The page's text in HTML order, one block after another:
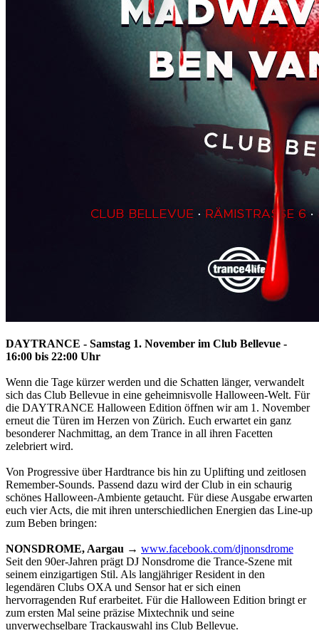
DAYTRANCE - Samstag 1. November im Club Bellevue -
16:00 bis 22:00 Uhr
Wenn die Tage kürzer werden und die Schatten länger, verwandelt
sich das Club Bellevue in eine geheimnisvolle Halloween-Welt. Für
die DAYTRANCE Halloween Edition öffnen wir am 1. November
erneut die Türen im Herzen von Zürich. Euch erwartet ein ganz
besonderer Nachmittag, an dem Trance in all ihren Facetten
zelebriert wird.
Von Progressive über Hardtrance bis hin zu Uplifting und zeitlosen
Remember-Sounds. Passend dazu wird der Club in ein schaurig
schönes Halloween-Ambiente getaucht. Für diese Ausgabe erwarten
euch vier Acts, die mit ihren unterschiedlichen Energien das Line-up
zum Beben bringen:
NONSDROME, Aargau → www.facebook.com/djnonsdrome
Seit den 90er-Jahren prägt DJ Nonsdrome die Trance-Szene mit
seinem einzigartigen Stil. Als langjähriger Resident in den
legendären Clubs OXA und Sensor hat er sich einen
hervorragenden Ruf erarbeitet. Für die Halloween Edition bringt er
zum ersten Mal seine präzise Mixtechnik und seine
unverwechselbare Trackauswahl ins Club Bellevue.